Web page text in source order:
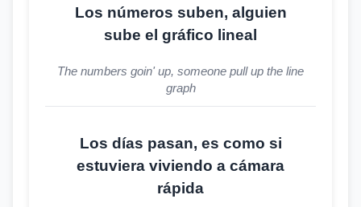
Los números suben, alguien
sube el gráfico lineal
The numbers goin' up, someone pull up the line
graph
Los días pasan, es como si
estuviera viviendo a cámara
rápida